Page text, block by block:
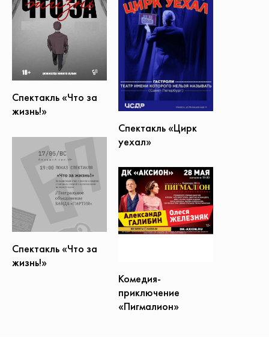
Спектакль «Что за
жизнь!»
Спектакль «Цирк
уехал»
Спектакль «Что за
жизнь!»
Комедия-
приключение
«Пигмалион»